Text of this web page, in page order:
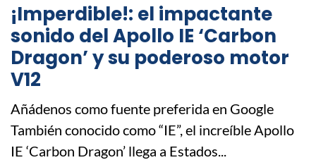
¡Imperdible!: el impactante
sonido del Apollo IE ‘Carbon
Dragon’ y su poderoso motor
V12
Añádenos como fuente preferida en Google
También conocido como “IE”, el increíble Apollo
IE ‘Carbon Dragon’ llega a Estados...